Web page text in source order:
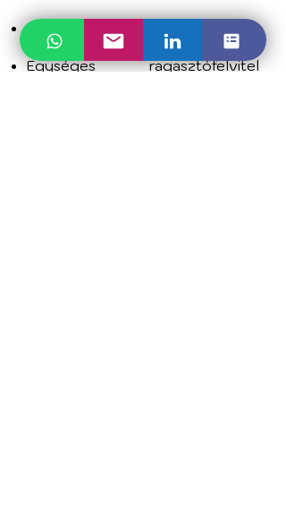
Könnyű kezelés, amely nagy
teljesítményt biztosít
Egységes ragasztófelvitel